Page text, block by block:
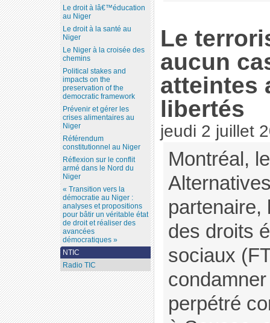
Le
aucun
atteintes
libertés
jeudi 2 juillet
Montréal,
partenaire,
des droits
sociaux
perpétré
Le droit à lâ€™éducation
au Niger
Le droit à la santé au
Niger
Le Niger à la croisée des
chemins
Political stakes and
impacts on the
preservation of the
democratic framework
Prévenir et gérer les
crises alimentaires au
Niger
Référendum
constitutionnel au Niger
Réflexion sur le conflit
armé dans le Nord du
Niger
« Transition vers la
démocratie au Niger :
analyses et propositions
pour bâtir un véritable état
de droit et réaliser des
avancées
démocratiques »
NTIC
Radio TIC